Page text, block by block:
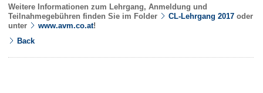
Weitere Informationen zum Lehrgang, Anmeldung und
Teilnahmegebühren finden Sie im Folder
CL-Lehrgang 2017 oder
unter
www.avm.co.at!
Back